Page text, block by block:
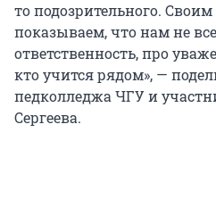
то подозрительного.
показываем, что нам не
ответственность, про
кто учится рядом», —
педколледжа ЧГУ и
Сергеева.